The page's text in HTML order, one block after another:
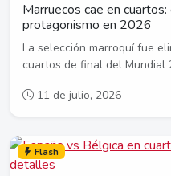
Marruecos cae en
protagonismo en 2026
La selección marroquí fue
cuartos de final del Mundial
11 de julio, 2026
Flash